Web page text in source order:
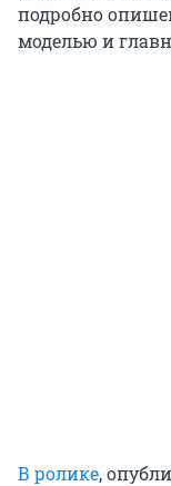
подробно
моделью и
В ролике,